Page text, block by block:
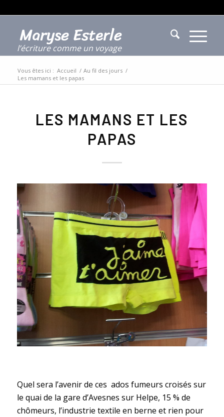
l’écriture comme un voyage
Vous êtes ici : Accueil / Au fil des jours /
Les mamans et les papas
LES MAMANS ET LES
PAPAS
Quel sera l’avenir de ces ados fumeurs croisés sur
le quai de la gare d’Avesnes sur Helpe, 15 % de
chômeurs, l’industrie textile en berne et rien pour